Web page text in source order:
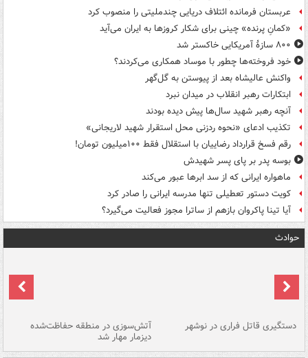
عربستان فرمانده ائتلاف دریایی چندملیتی را منصوب کرد
«کمانِ پرنده» چینی برای شکار کروزها به ایران می‌آید
۸۰۰ سازۀ آمریکایی خاکستر شد
خود فروخته‌ها چطور با موساد همکاری می‌کردند؟
واکنش عالیشاه بعد از پیوستن به گل‌گهر
ابتکارات رهبر انقلاب در میدان نبرد
آنچه رهبر شهید سال‌ها پیش دیده بودند
تکذیب ادعای «نحوه ردزنی محل استقرار شهید لاریجانی»
رقم فسخ قرارداد رضاییان با استقلال فقط ۱۰۰میلیون تومان!
بوسه‌ پدر بر پای پسر شهیدش
ماهواره ایرانی که از سد ابرها عبور می‌کند
کویت دستور تعطیلی تنها مدرسه ایرانی را صادر کرد
آیا تینا پاکروان بازهم از ساترا مجوز فعالیت می‌گیرد؟
حوادث
دستگیری قاتل فراری در نوشهر آتش‌سوزی در منطقه حفاظت‌شده
دیزمار مهار شد